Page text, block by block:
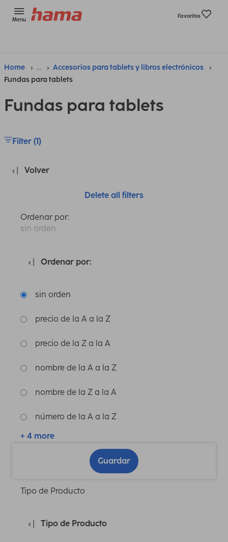
Menu
Favoritos
Home ...
Accesorios para tablets y libros electrónicos
Fundas para tablets
Fundas para tablets
Filter (1)
Volver
Delete all filters
Ordenar por:
sin orden
Ordenar por:
sin orden
precio de la A a la Z
precio de la Z a la A
nombre de la A a la Z
nombre de la Z a la A
número de la A a la Z
+ 4 more
Guardar
Tipo de Producto
Tipo de Producto